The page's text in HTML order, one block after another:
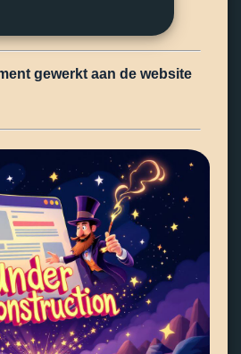
gewerkt aan de website